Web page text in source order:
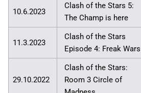
10.6.2023
Clash of the Stars 5:
The Champ is here
11.3.2023
Clash of the Stars
Episode 4: Freak Wars
29.10.2022
Clash of the Stars:
Room 3 Circle of